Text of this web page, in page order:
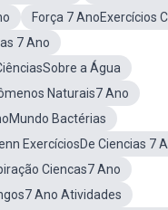
Força 7 AnoExercícios
7 Ano
a Água
Naturais7 Ano
Bactérias
ExercíciosDe Ciencias 7
Ciencas7 Ano
Ano Atividades